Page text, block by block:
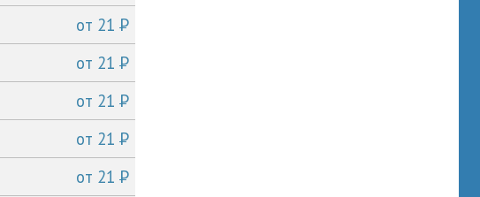
от 21P
от 21P
от 21P
от 21P
от 21P